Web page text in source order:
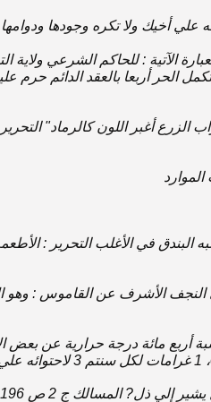
‌علي‌ أخيك‌ و‌لا‌ تكره‌ وجودها
الآتية : للحاكم‌ الشرعي‌
أربعا بالعقد الدائم‌ حرم‌ ‌عليه‌
أغبر اللون‌ كالرماد"
‌في‌ الأغلب‌ التحرير :
النجف‌ الأشرف‌ ‌عن‌ القاموس‌ : وهو‌
‌إلي‌ ‌ذل?‌ المسالك‌ ج‌ 2 ص‌ 196